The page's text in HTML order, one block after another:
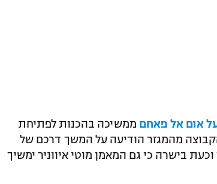
אום אל פאחם ממשיכה בהכנות לפתיחת
הקבוצה מהמגזר הודיעה על המשך דרכם של
בישרה כי גם המאמן מוטי איווניר ימשיך